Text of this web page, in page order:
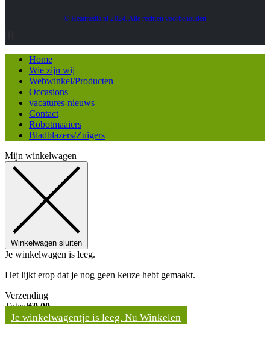
© Heatmedia.nl 2024. Alle rechten voorbehouden
Home
Wie zijn wij
Webwinkel/Producten
Occasions
vacatures-nieuws
Contact
Robotmaaiers
Bladblazers/Zuigers
Mijn winkelwagen
Winkelwagen sluiten
Je winkelwagen is leeg.
Het lijkt erop dat je nog geen keuze hebt gemaakt.
Verzending
Totaal€0,00
Je winkelwagentje is leeg. Nu Winkelen